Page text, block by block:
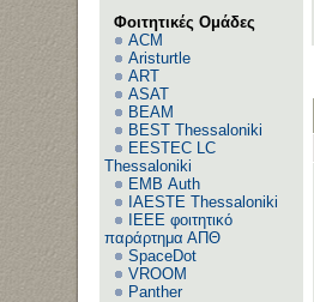
Φοιτητικές Ομάδες
ACM
Aristurtle
ART
ASAT
BEAM
BEST Thessaloniki
EESTEC LC
Thessaloniki
EΜΒ Auth
IAESTE Thessaloniki
IEEE φοιτητικό
παράρτημα ΑΠΘ
SpaceDot
VROOM
Panther